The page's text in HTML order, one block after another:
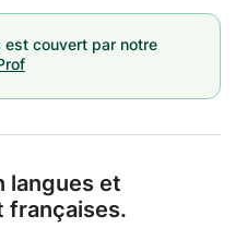
est couvert par notre
langues et
françaises.